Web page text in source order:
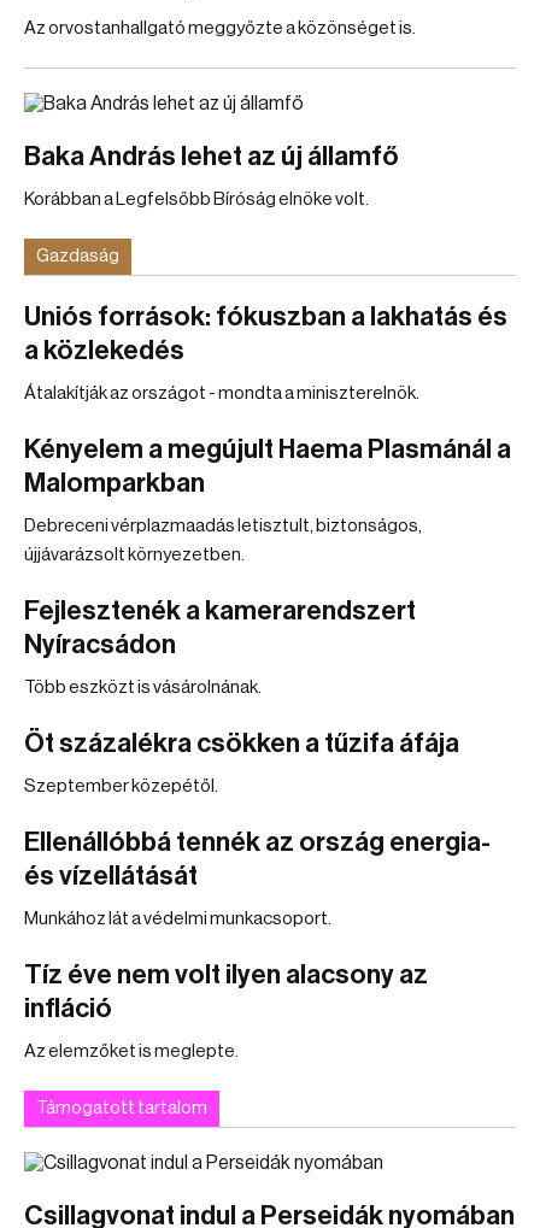
Az orvostanhallgató meggyőzte a közönséget is.
Baka András lehet az új államfő
Korábban a Legfelsőbb Bíróság elnöke volt.
Gazdaság
Uniós források: fókuszban a lakhatás és
a közlekedés
Átalakítják az országot - mondta a miniszterelnök.
Kényelem a megújult Haema Plasmánál a
Malomparkban
Debreceni vérplazmaadás letisztult, biztonságos,
újjávarázsolt környezetben.
Fejlesztenék a kamerarendszert
Nyíracsádon
Több eszközt is vásárolnának.
Öt százalékra csökken a tűzifa áfája
Szeptember közepétől.
Ellenállóbbá tennék az ország energia-
és vízellátását
Munkához lát a védelmi munkacsoport.
Tíz éve nem volt ilyen alacsony az
infláció
Az elemzőket is meglepte.
Támogatott tartalom
Csillagvonat indul a Perseidák nyomában